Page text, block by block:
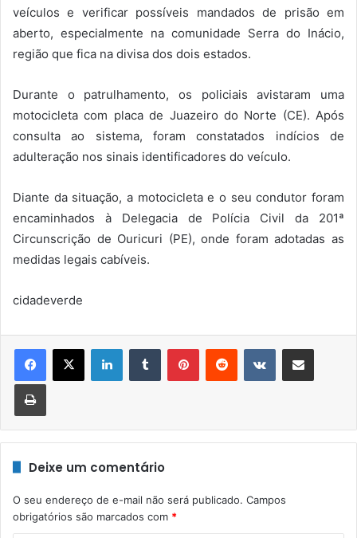
veículos e verificar possíveis mandados de prisão em
aberto, especialmente na comunidade Serra do Inácio,
região que fica na divisa dos dois estados.
Durante o patrulhamento, os policiais avistaram uma
motocicleta com placa de Juazeiro do Norte (CE). Após
consulta ao sistema, foram constatados indícios de
adulteração nos sinais identificadores do veículo.
Diante da situação, a motocicleta e o seu condutor foram
encaminhados à Delegacia de Polícia Civil da 201ª
Circunscrição de Ouricuri (PE), onde foram adotadas as
medidas legais cabíveis.
cidadeverde
LinkedinTumblr PinterestReddit VK Compartilhar via e-mail
Imprimir
Deixe um comentário
O seu endereço de e-mail não será publicado. Campos
obrigatórios são marcados com *